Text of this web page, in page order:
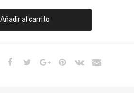
Añadir al carrito